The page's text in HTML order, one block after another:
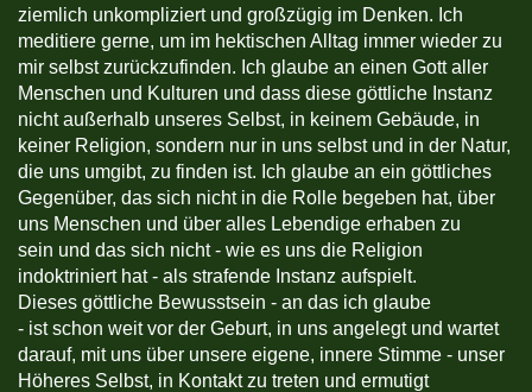
ziemlich unkompliziert und großzügig im Denken. Ich
meditiere gerne, um im hektischen Alltag immer wieder zu
mir selbst zurückzufinden. Ich glaube an einen Gott aller
Menschen und Kulturen und dass diese göttliche Instanz
nicht außerhalb unseres Selbst, in keinem Gebäude, in
keiner Religion, sondern nur in uns selbst und in der Natur,
die uns umgibt, zu finden ist. Ich glaube an ein göttliches
Gegenüber, das sich nicht in die Rolle begeben hat, über
uns Menschen und über alles Lebendige erhaben zu
sein und das sich nicht - wie es uns die Religion
indoktriniert hat - als strafende Instanz aufspielt.
Dieses göttliche Bewusstsein - an das ich glaube
- ist schon weit vor der Geburt, in uns angelegt und wartet
darauf, mit uns über unsere eigene, innere Stimme - unser
Höheres Selbst, in Kontakt zu treten und ermutigt